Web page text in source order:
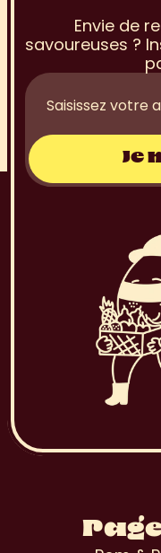
la N
Envie de
savoureuses ?